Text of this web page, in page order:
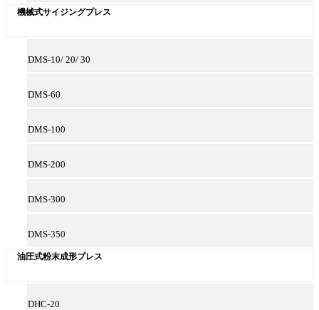
機械式サイジングプレス
DMS-10/ 20/ 30
DMS-60
DMS-100
DMS-200
DMS-300
DMS-350
油圧式粉末成形プレス
DHC-20